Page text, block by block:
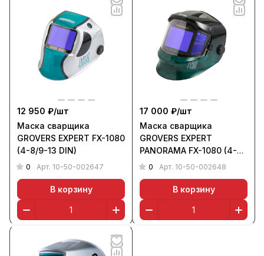
12 950 ₽/шт
Маска сварщика
GROVERS EXPERT FX-1080
(4-8/9-13 DIN)
0 Арт. 10-50-002647
В корзину
17 000 ₽/шт
Маска сварщика
GROVERS EXPERT
PANORAMA FX-1080 (4-
8/9-13 DIN)
0 Арт. 10-50-002648
В корзину